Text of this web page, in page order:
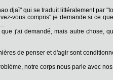
djaï" qui se traduit littéralement par
vous compris" je demande si ce
j'ai demandé, mais autre chose,
de penser et d'agir sont
notre corps nous parle avec